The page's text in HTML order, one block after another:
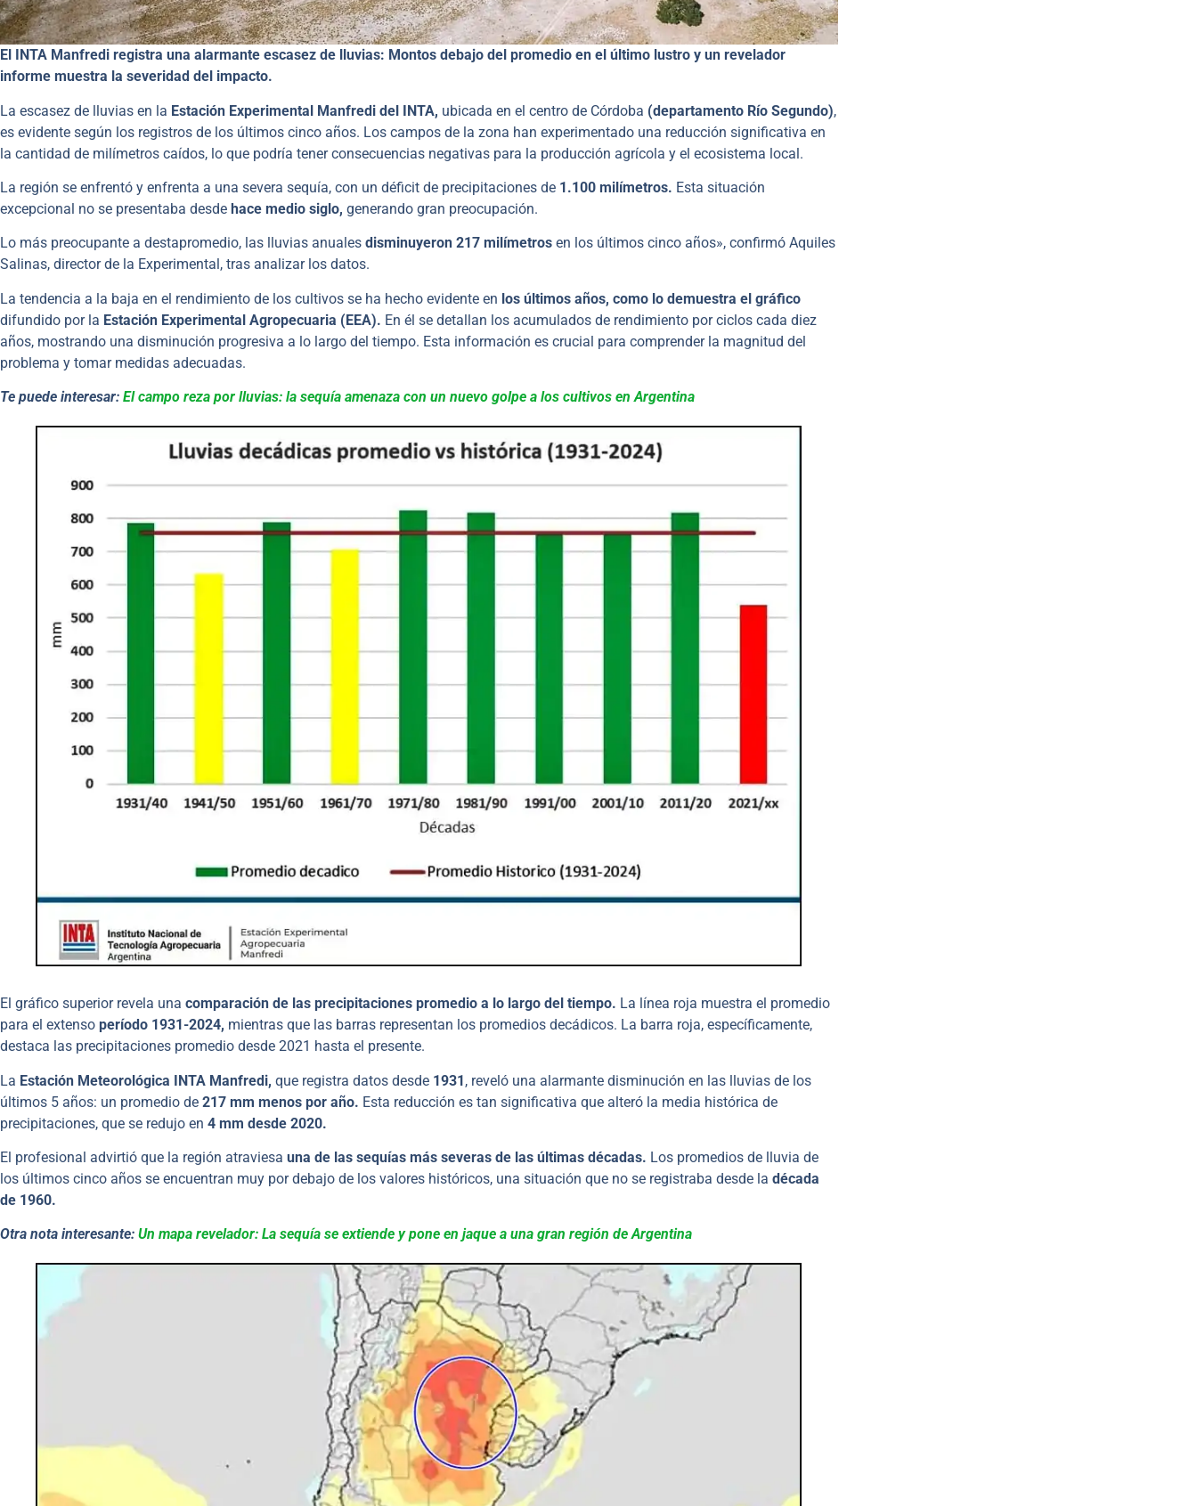
El INTA Manfredi registra una alarmante escasez de lluvias: Montos debajo del promedio en el último lustro y un revelador
informe muestra la severidad del impacto.
La escasez de lluvias en la Estación Experimental Manfredi del INTA, ubicada en el centro de Córdoba (departamento Río Segundo),
es evidente según los registros de los últimos cinco años. Los campos de la zona han experimentado una reducción significativa en
la cantidad de milímetros caídos, lo que podría tener consecuencias negativas para la producción agrícola y el ecosistema local.
La región se enfrentó y enfrenta a una severa sequía, con un déficit de precipitaciones de 1.100 milímetros. Esta situación
excepcional no se presentaba desde hace medio siglo, generando gran preocupación.
Lo más preocupante a destapromedio, las lluvias anuales disminuyeron 217 milímetros en los últimos cinco años», confirmó Aquiles
Salinas, director de la Experimental, tras analizar los datos.
La tendencia a la baja en el rendimiento de los cultivos se ha hecho evidente en los últimos años, como lo demuestra el gráfico
difundido por la Estación Experimental Agropecuaria (EEA). En él se detallan los acumulados de rendimiento por ciclos cada diez
años, mostrando una disminución progresiva a lo largo del tiempo. Esta información es crucial para comprender la magnitud del
problema y tomar medidas adecuadas.
Te puede interesar: El campo reza por lluvias: la sequía amenaza con un nuevo golpe a los cultivos en Argentina
El gráfico superior revela una comparación de las precipitaciones promedio a lo largo del tiempo. La línea roja muestra el promedio
para el extenso período 1931-2024, mientras que las barras representan los promedios decádicos. La barra roja, específicamente,
destaca las precipitaciones promedio desde 2021 hasta el presente.
La Estación Meteorológica INTA Manfredi, que registra datos desde 1931, reveló una alarmante disminución en las lluvias de los
últimos 5 años: un promedio de 217 mm menos por año. Esta reducción es tan significativa que alteró la media histórica de
precipitaciones, que se redujo en 4 mm desde 2020.
El profesional advirtió que la región atraviesa una de las sequías más severas de las últimas décadas. Los promedios de lluvia de
los últimos cinco años se encuentran muy por debajo de los valores históricos, una situación que no se registraba desde la década
de 1960.
Otra nota interesante: Un mapa revelador: La sequía se extiende y pone en jaque a una gran región de Argentina